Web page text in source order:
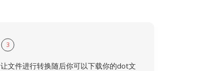
3
让文件进行转换随后你可以下载你的dot文